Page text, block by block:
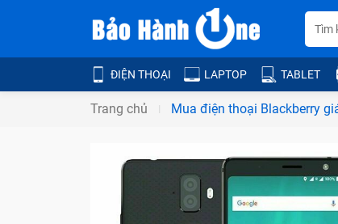
ĐIỆN THOẠI LAPTOP TABLET
Trang chủ Mua điện thoại Blackberry